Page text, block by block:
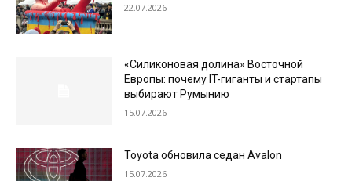
22.07.2026
«Силиконовая долина» Восточной
Европы: почему IT-гиганты и стартапы
выбирают Румынию
15.07.2026
Toyota обновила седан Avalon
15.07.2026